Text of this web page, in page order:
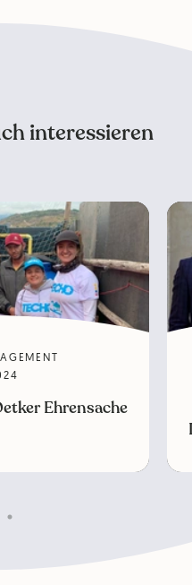
interessieren
Ehrensache